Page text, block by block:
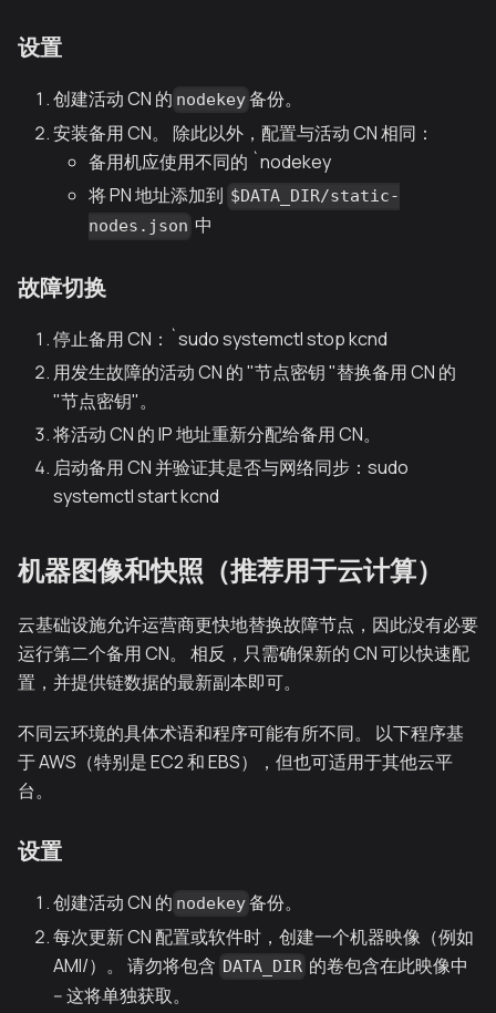
设置
创建活动 CN 的 nodekey备份。
安装备用 CN。 除此以外，配置与活动 CN 相同：
备用机应使用不同的 `nodekey
将 PN 地址添加到 $DATA_DIR/static-
nodes.json 中
故障切换
停止备用 CN：`sudo systemctl stop kcnd
用发生故障的活动 CN 的 "节点密钥 "替换备用 CN 的
"节点密钥"。
将活动 CN 的 IP 地址重新分配给备用 CN。
启动备用 CN 并验证其是否与网络同步：sudo
systemctl start kcnd
机器图像和快照（推荐用于云计算）
云基础设施允许运营商更快地替换故障节点，因此没有必要
运行第二个备用 CN。 相反，只需确保新的 CN 可以快速配
置，并提供链数据的最新副本即可。
不同云环境的具体术语和程序可能有所不同。 以下程序基
于 AWS（特别是 EC2 和 EBS），但也可适用于其他云平
台。
设置
创建活动 CN 的 nodekey备份。
每次更新 CN 配置或软件时，创建一个机器映像（例如
AMI/）。 请勿将包含 DATA_DIR 的卷包含在此映像中
-- 这将单独获取。